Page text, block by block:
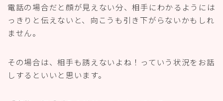
電話の場合だと顔が見えない分、相手にわかるようには
っきりと伝えないと、向こうも引き下がらないかもしれ
ません。
その場合は、相手も誘えないよね！っていう状況をお話
しするといいと思います。